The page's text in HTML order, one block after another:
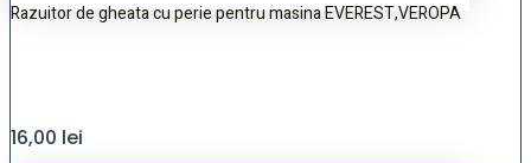
Razuitor de gheata cu perie pentru masina EVEREST,VEROPA
16,00 lei